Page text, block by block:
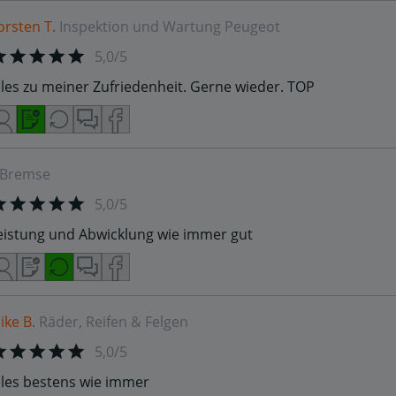
T. Inspektion und Wartung Peugeot
5,0/5
zu meiner Zufriedenheit. Gerne wieder. TOP
Bremse
5,0/5
und Abwicklung wie immer gut
B. Räder, Reifen & Felgen
5,0/5
bestens wie immer